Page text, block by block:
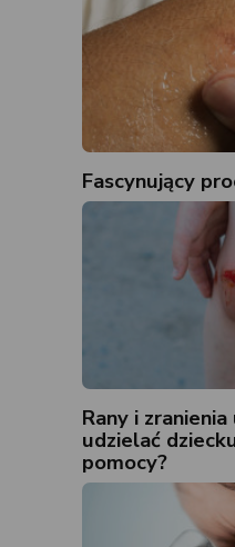
Fascynujący
Rany i
udzielać
pomocy?